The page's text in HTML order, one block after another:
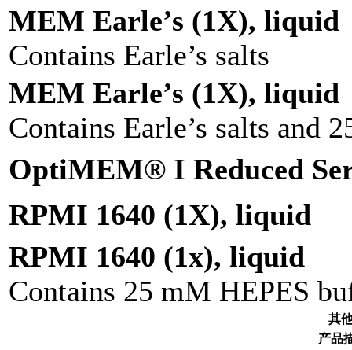
MEM Earle’s (1X), liquid
Contains Earle’s salts
MEM Earle’s (1X), liquid
Contains Earle’s salts and
OptiMEM® I Reduced
RPMI 1640 (1X), liquid
RPMI 1640 (1x), liquid
Contains 25 mM HEPES
其
产品